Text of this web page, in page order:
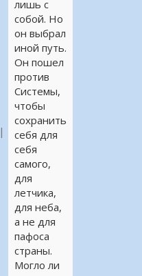
лишь с
собой. Но
он выбрал
иной путь.
Он пошел
против
Системы,
чтобы
сохранить
себя для
себя
самого,
для
летчика,
для неба,
а не для
пафоса
страны.
Могло ли
|